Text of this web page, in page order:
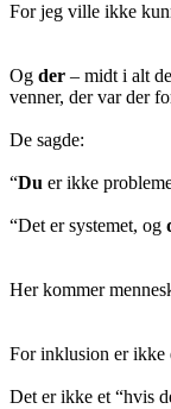
For jeg ville ikke
Og der – midt i alt
venner, der var der
De sagde:
“Du er ikke
“Det er systemet, og
Her kommer
For inklusion er ikke
Det er ikke et “hvis